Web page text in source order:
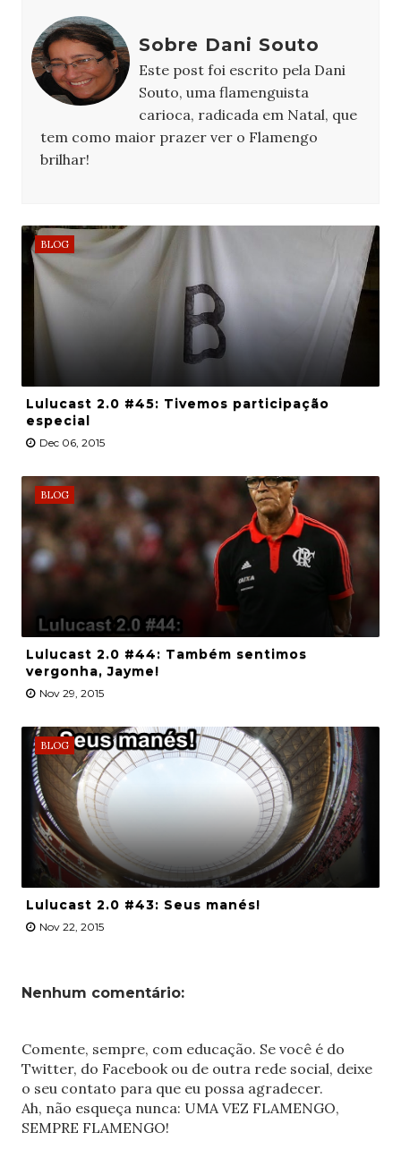
Sobre Dani Souto
Este post foi escrito pela Dani
Souto, uma flamenguista
carioca, radicada em Natal, que
tem como maior prazer ver o Flamengo
brilhar!
BLOG
Lulucast 2.0 #45: Tivemos participação
especial
Dec 06, 2015
BLOG
Lulucast 2.0 #44: Também sentimos
vergonha, Jayme!
Nov 29, 2015
BLOG
Lulucast 2.0 #43: Seus manés!
Nov 22, 2015
Nenhum comentário:
Comente, sempre, com educação. Se você é do
Twitter, do Facebook ou de outra rede social, deixe
o seu contato para que eu possa agradecer.
Ah, não esqueça nunca: UMA VEZ FLAMENGO,
SEMPRE FLAMENGO!